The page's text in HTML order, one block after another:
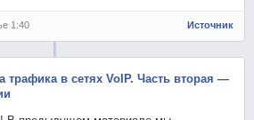
1:40 Источник
трафика в сетях VoIP. Часть вторая —